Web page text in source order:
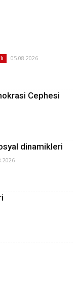
05.08.2026
Cephesi
dinamikleri